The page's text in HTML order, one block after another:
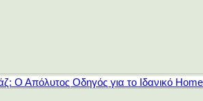
Ο Απόλυτος Οδηγός για το Ιδανικό